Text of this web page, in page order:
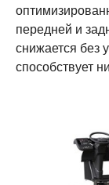
передней и
снижается без
способствует